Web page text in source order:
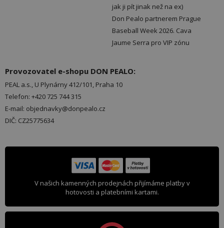
jak ji pít jinak než na ex)
Don Pealo partnerem Prague
Baseball Week 2026. Cava
Jaume Serra pro VIP zónu
Provozovatel e-shopu DON PEALO:
PEAL a.s., U Plynárny 412/101, Praha 10
Telefon: +420 725 744 315
E-mail: objednavky@donpealo.cz
DIČ: CZ25775634
V našich kamenných prodejnách přijímáme platby v
hotovosti a platebními kartami.